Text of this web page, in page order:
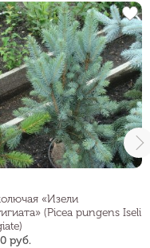
«Изели
(Picea pungens Iseli
руб.